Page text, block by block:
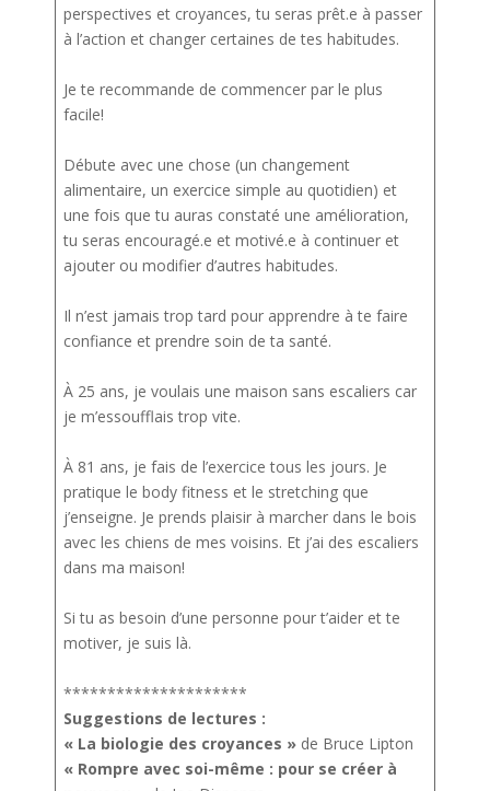
perspectives et croyances, tu seras prêt.e à passer
à l’action et changer certaines de tes habitudes.
Je te recommande de commencer par le plus
facile!
Débute avec une chose (un changement
alimentaire, un exercice simple au quotidien) et
une fois que tu auras constaté une amélioration,
tu seras encouragé.e et motivé.e à continuer et
ajouter ou modifier d’autres habitudes.
Il n’est jamais trop tard pour apprendre à te faire
confiance et prendre soin de ta santé.
À 25 ans, je voulais une maison sans escaliers car
je m’essoufflais trop vite.
À 81 ans, je fais de l’exercice tous les jours. Je
pratique le body fitness et le stretching que
j’enseigne. Je prends plaisir à marcher dans le bois
avec les chiens de mes voisins. Et j’ai des escaliers
dans ma maison!
Si tu as besoin d’une personne pour t’aider et te
motiver, je suis là.
*********************
Suggestions de lectures :
« La biologie des croyances » de Bruce Lipton
« Rompre avec soi-même : pour se créer à